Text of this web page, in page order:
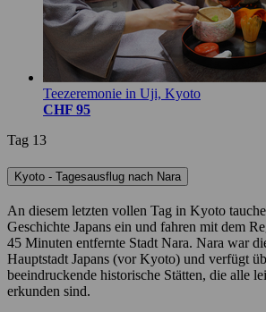
Teezeremonie in Uji, Kyoto
CHF 95
Tag 13
Kyoto - Tagesausflug nach Nara
An diesem letzten vollen Tag in Kyoto
Geschichte Japans ein und fahren mit dem
45 Minuten entfernte Stadt Nara. Nara war
Hauptstadt Japans (vor Kyoto) und verfügt
beeindruckende historische Stätten, die alle
erkunden sind.